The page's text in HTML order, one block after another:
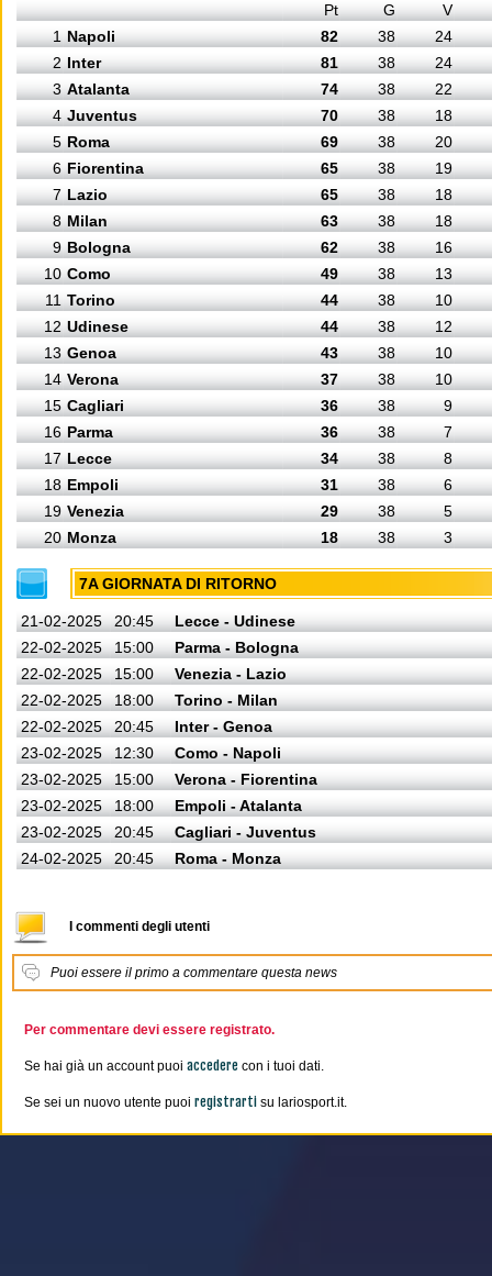
Pt G
V
1 Napoli 82 38
24
2 Inter 81 38
24
3 Atalanta 74 38
22
4 Juventus 70 38
18
5 Roma 69 38
20
6 Fiorentina 65 38
19
7 Lazio 65 38
18
8 Milan 63 38
18
9 Bologna 62 38
16
10 Como 49 38
13
11 Torino 44 38
10
12 Udinese 44 38
12
13 Genoa 43 38
10
14 Verona 37 38
10
15 Cagliari 36 38
9
16 Parma 36 38
7
17 Lecce 34 38
8
18 Empoli 31 38
6
19 Venezia 29 38
5
20 Monza 18 38 3
7A GIORNATA DI RITORNO
21-02-2025 20:45
Lecce - Udinese
22-02-2025
15:00
Parma - Bologna
22-02-2025
15:00
Venezia - Lazio
22-02-2025
18:00
Torino - Milan
22-02-2025
20:45
Inter - Genoa
23-02-2025
12:30
Como - Napoli
23-02-2025
15:00
Verona - Fiorentina
23-02-2025
18:00
Empoli - Atalanta
23-02-2025
20:45
Cagliari - Juventus
24-02-2025
20:45 Roma - Monza
I commenti degli utenti
Puoi essere il primo a commentare questa news
Per commentare devi essere registrato.
Se hai già un account puoi accedere con i tuoi dati.
Se sei un nuovo utente puoi registrarti su lariosport.it.